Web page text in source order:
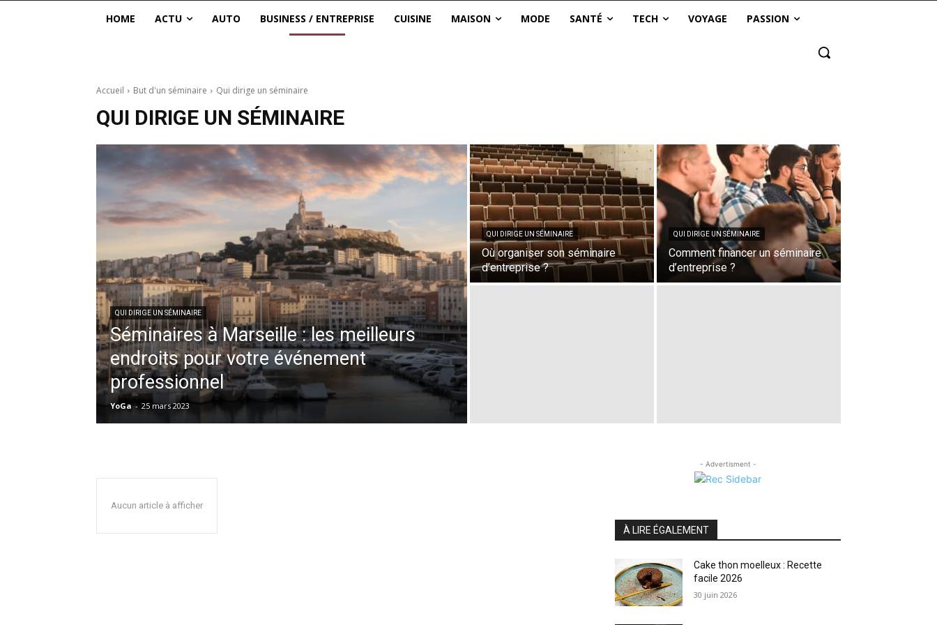
HOME ACTU AUTO BUSINESS / ENTREPRISE CUISINE MAISON MODE SANTÉ TECH VOYAGE PASSION
Accueil But d'un séminaire Qui dirige un séminaire
QUI DIRIGE UN SÉMINAIRE
QUI DIRIGE UN SÉMINAIRE
Séminaires à Marseille : les meilleurs
endroits pour votre événement
professionnel
YoGa - 25 mars 2023
QUI DIRIGE UN SÉMINAIRE
Où organiser son séminaire
d’entreprise ?
QUI DIRIGE UN SÉMINAIRE
Comment financer un séminaire
d’entreprise ?
Aucun article à afficher
- Advertisment -
À LIRE ÉGALEMENT
Cake thon moelleux : Recette
facile 2026
30 juin 2026